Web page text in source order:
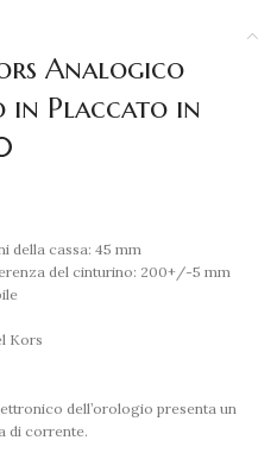
Analogico
in Placcato in
della cassa: 45 mm
del cinturino: 200+/-5 mm
Kors
dell’orologio presenta un
di corrente.